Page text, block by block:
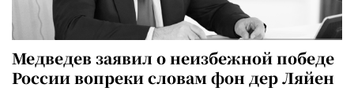
Медведев заявил о неизбежной победе
России вопреки словам фон дер Ляйен